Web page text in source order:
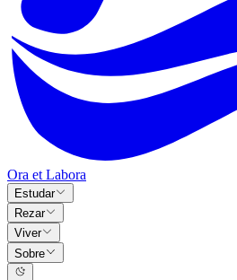
Ora et Labora
Estudar
Rezar
Viver
Sobre